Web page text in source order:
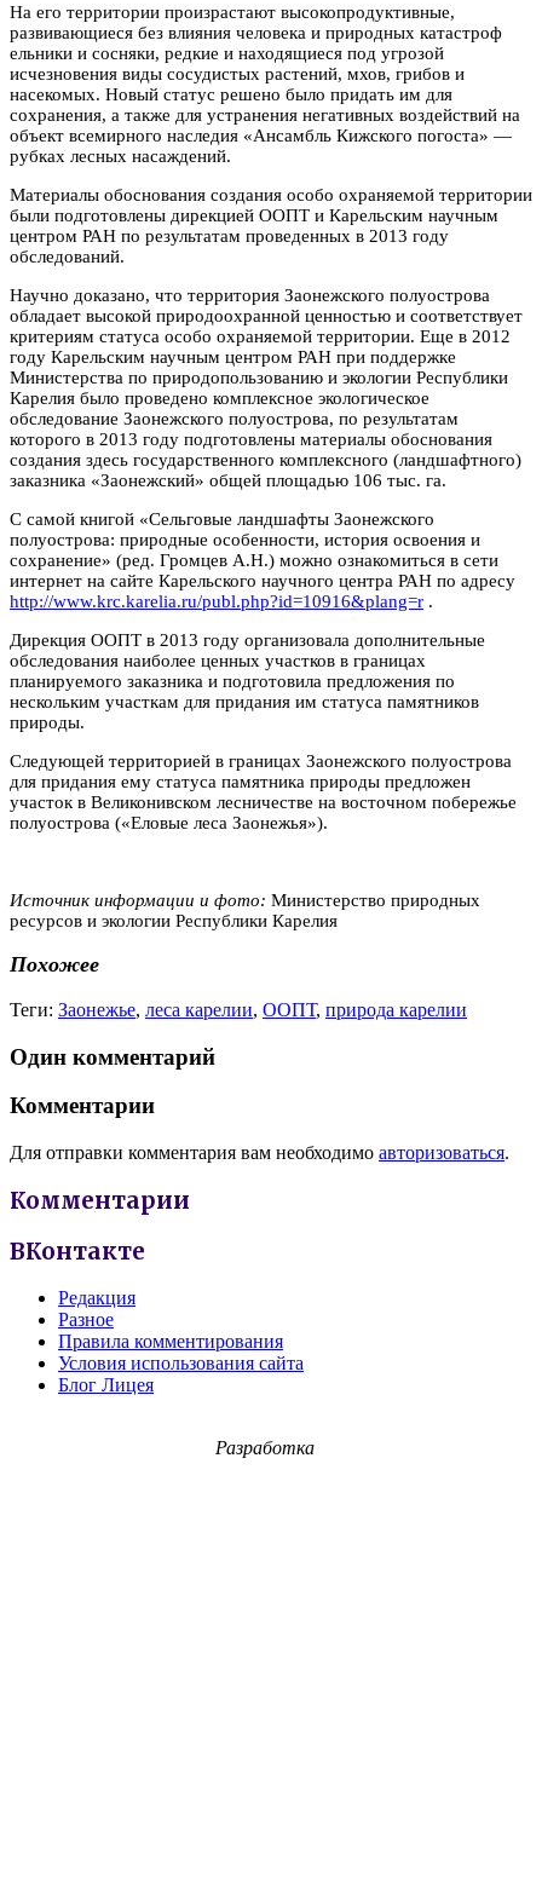
На его территории произрастают высокопродуктивные,
развивающиеся без влияния человека и природных катастроф
ельники и сосняки, редкие и находящиеся под угрозой
исчезновения виды сосудистых растений, мхов, грибов и
насекомых. Новый статус решено было придать им для
сохранения, а также для устранения негативных воздействий на
объект всемирного наследия «Ансамбль Кижского погоста» —
рубках лесных насаждений.
Материалы обоснования создания особо охраняемой территории
были подготовлены дирекцией ООПТ и Карельским научным
центром РАН по результатам проведенных в 2013 году
обследований.
Научно доказано, что территория Заонежского полуострова
обладает высокой природоохранной ценностью и соответствует
критериям статуса особо охраняемой территории. Еще в 2012
году Карельским научным центром РАН при поддержке
Министерства по природопользованию и экологии Республики
Карелия было проведено комплексное экологическое
обследование Заонежского полуострова, по результатам
которого в 2013 году подготовлены материалы обоснования
создания здесь государственного комплексного (ландшафтного)
заказника «Заонежский» общей площадью 106 тыс. га.
С самой книгой «Сельговые ландшафты Заонежского
полуострова: природные особенности, история освоения и
сохранение» (ред. Громцев А.Н.) можно ознакомиться в сети
интернет на сайте Карельского научного центра РАН по адресу
http://www.krc.karelia.ru/publ.php?id=10916&plang=r .
Дирекция ООПТ в 2013 году организовала дополнительные
обследования наиболее ценных участков в границах
планируемого заказника и подготовила предложения по
нескольким участкам для придания им статуса памятников
природы.
Следующей территорией в границах Заонежского полуострова
для придания ему статуса памятника природы предложен
участок в Великонивском лесничестве на восточном побережье
полуострова («Еловые леса Заонежья»).
Источник информации и фото: Министерство природных
ресурсов и экологии Республики Карелия
Похожее
Теги: Заонежье, леса карелии, ООПТ, природа карелии
Один комментарий
Комментарии
Для отправки комментария вам необходимо авторизоваться.
Комментарии
ВКонтакте
Редакция
Разное
Правила комментирования
Условия использования сайта
Блог Лицея
Разработка